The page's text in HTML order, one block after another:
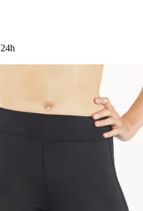
24h